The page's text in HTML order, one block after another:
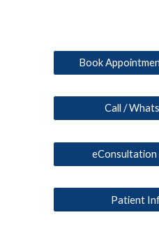
Book
Call /
eConsultation
Patient